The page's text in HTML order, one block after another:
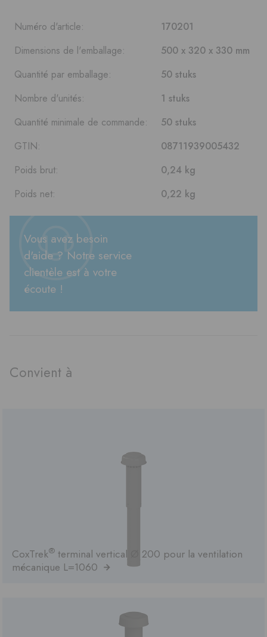
Numéro d'article:
170201
Dimensions de l'emballage:
500 x 320 x 330 mm
Quantité par emballage:
50 stuks
Nombre d'unités:
1 stuks
Quantité minimale de commande:
50 stuks
GTIN:
08711939005432
Poids brut:
0,24 kg
Poids net:
0,22 kg
Vous avez besoin
d'aide ? Notre service
clientèle est à votre
écoute !
Convient à
CoxTrek® terminal vertical Ø 200 pour la ventilation
mécanique L=1060